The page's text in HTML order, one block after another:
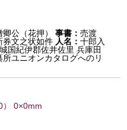
公（花押） 事書：売渡
券文之状如件 人名：十郎入
国紀伊郡佐井佐里 兵庫田
所ユニオンカタログへのリ
） 0×0mm